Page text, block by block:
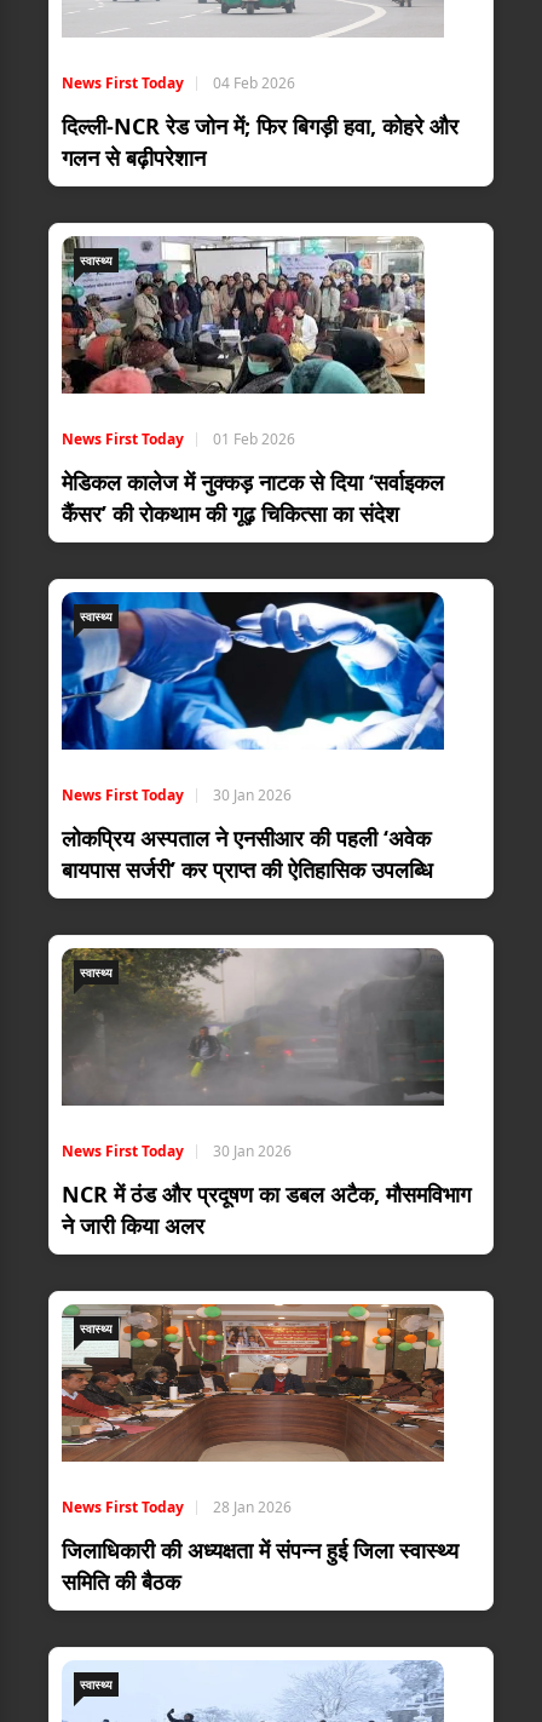
News First Today 04 Feb 2026
दिल्ली-NCR रेड जोन में; फिर बिगड़ी हवा, कोहरे और
गलन से बढ़ीपरेशान
स्वास्थ्य
News First Today 01 Feb 2026
मेडिकल कालेज में नुक्कड़ नाटक से दिया ‘सर्वाइकल
कैंसर’ की रोकथाम की गूढ़ चिकित्सा का संदेश
स्वास्थ्य
News First Today 30 Jan 2026
लोकप्रिय अस्पताल ने एनसीआर की पहली ‘अवेक
बायपास सर्जरी’ कर प्राप्त की ऐतिहासिक उपलब्धि
स्वास्थ्य
News First Today 30 Jan 2026
NCR में ठंड और प्रदूषण का डबल अटैक, मौसमविभाग
ने जारी किया अलर
स्वास्थ्य
News First Today 28 Jan 2026
जिलाधिकारी की अध्यक्षता में संपन्न हुई जिला स्वास्थ्य
समिति की बैठक
स्वास्थ्य